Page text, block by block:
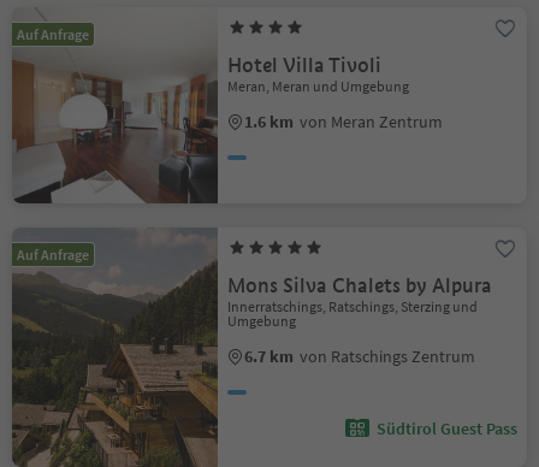
Auf Anfrage
Hotel Villa Tivoli
Meran, Meran und Umgebung
1.6 km von Meran Zentrum
Auf Anfrage
Mons Silva Chalets by Alpura
Innerratschings, Ratschings, Sterzing und
Umgebung
6.7 km von Ratschings Zentrum
Südtirol Guest Pass